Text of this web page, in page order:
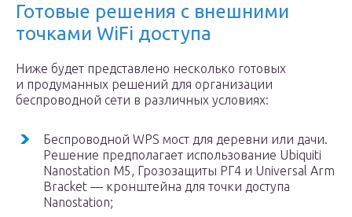
Готовые решения с внешними
точками WiFi доступа
Ниже будет представлено несколько готовых
и продуманных решений для организации
беспроводной сети в различных условиях:
Беспроводной WPS мост для деревни или дачи.
Решение предполагает использование Ubiquiti
Nanostation M5, Грозозащиты РГ4 и Universal Arm
Bracket — кронштейна для точки доступа
Nanostation;